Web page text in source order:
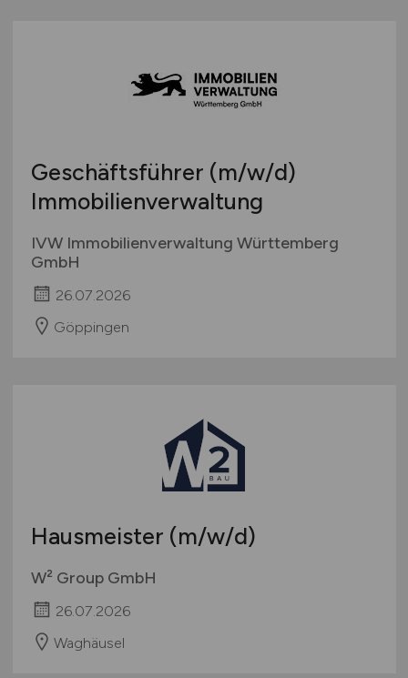
Geschäftsführer (m/w/d)
Immobilienverwaltung
IVW Immobilienverwaltung Württemberg
GmbH
26.07.2026
Göppingen
Hausmeister (m/w/d)
W² Group GmbH
26.07.2026
Waghäusel